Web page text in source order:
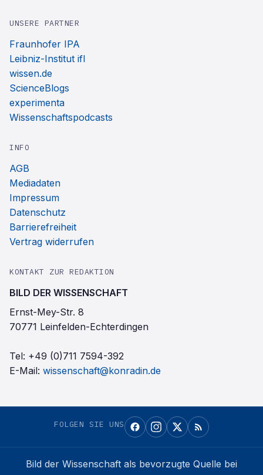
UNSERE PARTNER
Fraunhofer IPA
Leibniz-Institut ifl
wissen.de
ScienceBlogs
experimenta
Wissenschaftspodcasts
INFO
AGB
Mediadaten
Impressum
Datenschutz
Barrierefreiheit
Vertrag widerrufen
KONTAKT ZUR REDAKTION
BILD DER WISSENSCHAFT
Ernst-Mey-Str. 8
70771 Leinfelden-Echterdingen
Tel: +49 (0)711 7594-392
E-Mail: wissenschaft@konradin.de
FOLGEN SIE UNS
Bild der Wissenschaft als bevorzugte Quelle bei